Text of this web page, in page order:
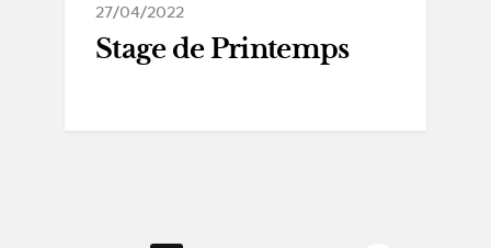
27/04/2022
Stage de Printemps